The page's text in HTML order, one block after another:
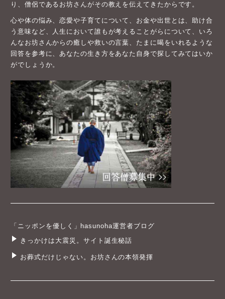
り、僧侶であるお坊さんがその教えを伝えてきたからです。
心や体の悩み、恋愛や子育てについて、お金や出世とは、助け合
う意味など、人生において誰もが考えることがらについて、いろ
んなお坊さんからの癒しや救いの言葉、たまに喝をいれるような
回答を参考に、あなたの生き方をあなた自身で探してみてはいか
がでしょうか。
「ニッポンを優しく」hasunoha運営者ブログ
きっかけは大震災。サイト誕生秘話
お葬式だけじゃない。お坊さんの本領発揮